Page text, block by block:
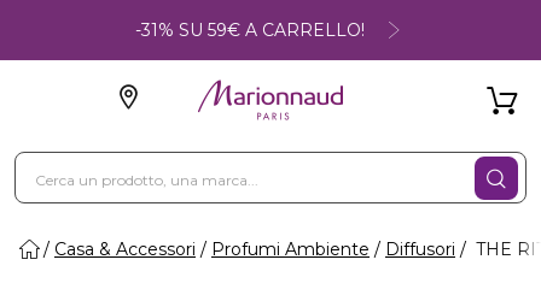
-31% SU 59€ A CARRELLO!
Casa & Accessori Profumi Ambiente Diffusori THE